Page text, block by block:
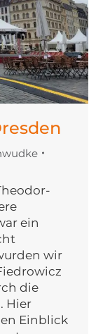
ein
wir
die
Hier
Einblick